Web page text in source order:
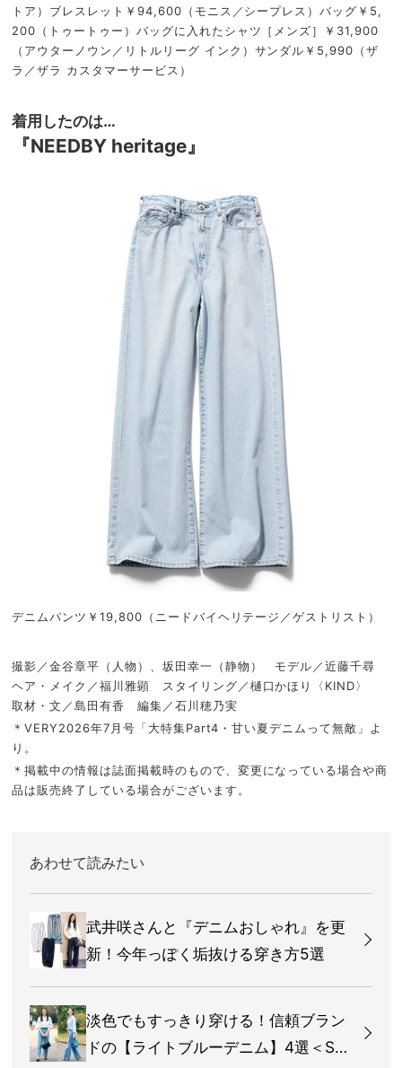
トア）ブレスレット￥94,600（モニス／シープレス）バッグ￥5,
200（トゥートゥー）バッグに入れたシャツ［メンズ］￥31,900
（アウターノウン／リトルリーグ インク）サンダル￥5,990（ザ
ラ／ザラ カスタマーサービス）
着用したのは…
『NEEDBY heritage』
デニムパンツ￥19,800（ニードバイヘリテージ／ゲストリスト）
撮影／金谷章平（人物）、坂田幸一（静物） モデル／近藤千尋
ヘア・メイク／福川雅顕 スタイリング／樋口かほり〈KIND〉
取材・文／島田有香 編集／石川穂乃実
＊VERY2026年7月号「大特集Part4・甘い夏デニムって無敵」よ
り。
＊掲載中の情報は誌面掲載時のもので、変更になっている場合や商
品は販売終了している場合がございます。
あわせて読みたい
武井咲さんと『デニムおしゃれ』を更
新！今年っぽく垢抜ける穿き方5選
淡色でもすっきり穿ける！信頼ブラン
ドの【ライトブルーデニム】4選＜SN